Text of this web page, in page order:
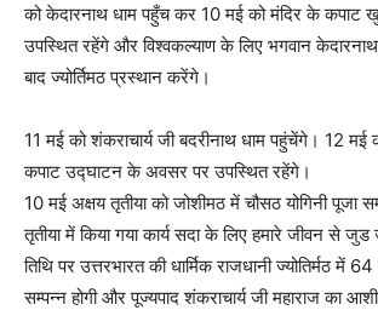
को केदारनाथ धाम पहुँच कर 10 मई को मंदिर के
उपस्थित रहेंगे और विश्वकल्याण के लिए भगवान
बाद ज्योर्तिमठ प्रस्थान करेंगे।
11 मई को शंकराचार्य जी बदरीनाथ धाम पहुंचेंगे। 12 मई
कपाट उद्घाटन के अवसर पर उपस्थित रहेंगे।
10 मई अक्षय तृतीया को जोशीमठ में चौसठ योगिनी पूजा
तृतीया में किया गया कार्य सदा के लिए हमारे जीवन से जुड
तिथि पर उत्तरभारत की धार्मिक राजधानी ज्योतिर्मठ में
सम्पन्न होगी और पूज्यपाद शंकराचार्य जी महाराज का